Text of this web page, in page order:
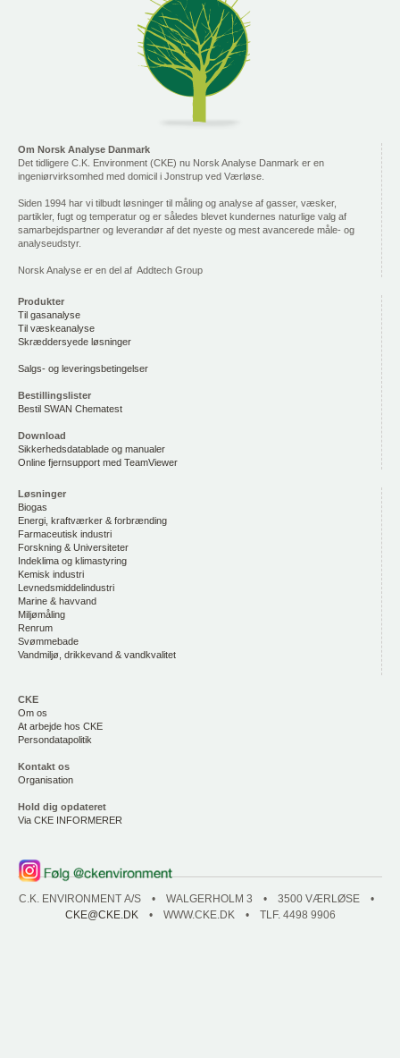
Om Norsk Analyse Danmark
Det tidligere C.K. Environment (CKE) nu Norsk Analyse Danmark er en
ingeniørvirksomhed med domicil i Jonstrup ved Værløse.
Siden 1994 har vi tilbudt løsninger til måling og analyse af gasser, væsker,
partikler, fugt og temperatur og er således blevet kundernes naturlige valg af
samarbejdspartner og leverandør af det nyeste og mest avancerede måle- og
analyseudstyr.
Norsk Analyse er en del af Addtech Group
Produkter
Til gasanalyse
Til væskeanalyse
Skræddersyede løsninger
Salgs- og leveringsbetingelser
Bestillingslister
Bestil SWAN Chematest
Download
Sikkerhedsdatablade og manualer
Online fjernsupport med TeamViewer
Løsninger
Biogas
Energi, kraftværker & forbrænding
Farmaceutisk industri
Forskning & Universiteter
Indeklima og klimastyring
Kemisk industri
Levnedsmiddelindustri
Marine & havvand
Miljømåling
Renrum
Svømmebade
Vandmiljø, drikkevand & vandkvalitet
CKE
Om os
At arbejde hos CKE
Persondatapolitik
Kontakt os
Organisation
Hold dig opdateret
Via CKE INFORMERER
C.K. ENVIRONMENT A/S • WALGERHOLM 3 • 3500 VÆRLØSE •
CKE@CKE.DK• WWW.CKE.DK • TLF. 4498 9906